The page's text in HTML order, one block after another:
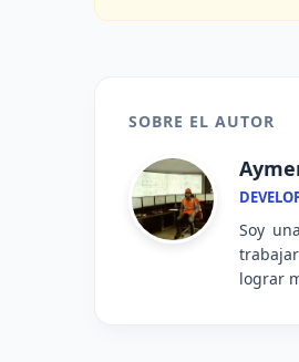
SOBRE EL AUTOR
Soy
lograr